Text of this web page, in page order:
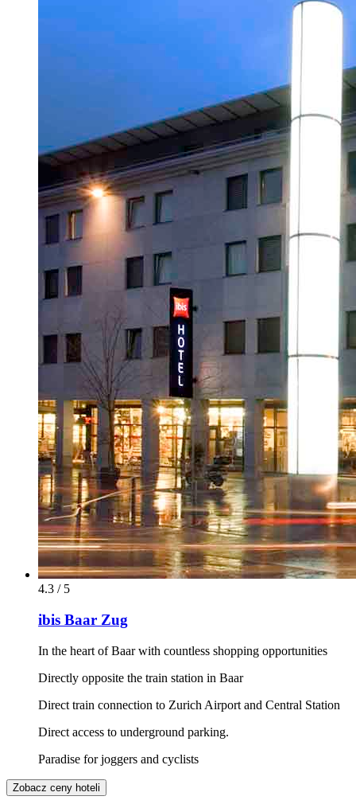
4.3 / 5
ibis Baar Zug
In the heart of Baar with countless shopping opportunities
Directly opposite the train station in Baar
Direct train connection to Zurich Airport and Central Station
Direct access to underground parking.
Paradise for joggers and cyclists
Zobacz ceny hoteli